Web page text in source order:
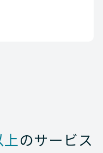
覚したで
のサービス